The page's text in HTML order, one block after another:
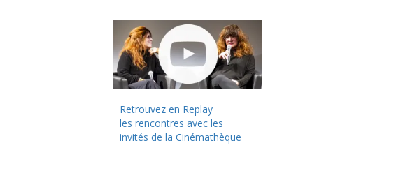
Retrouvez en Replay
les rencontres avec les
invités de la Cinémathèque